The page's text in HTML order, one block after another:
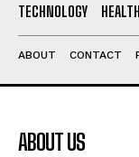
I've read and
TECHNOLOGY
HEALTH
ABOUT CONTACT
ABOUT US